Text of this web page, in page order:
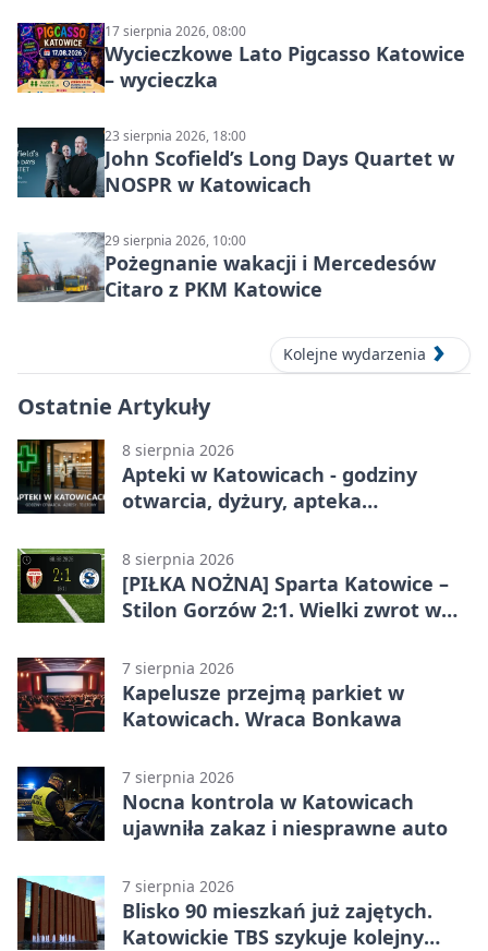
17 sierpnia 2026, 08:00
Wycieczkowe Lato Pigcasso Katowice
– wycieczka
23 sierpnia 2026, 18:00
John Scofield’s Long Days Quartet w
NOSPR w Katowicach
29 sierpnia 2026, 10:00
Pożegnanie wakacji i Mercedesów
Citaro z PKM Katowice
Kolejne wydarzenia
Ostatnie Artykuły
8 sierpnia 2026
Apteki w Katowicach - godziny
otwarcia, dyżury, apteka
8 sierpnia 2026
[PIŁKA NOŻNA] Sparta Katowice –
Stilon Gorzów 2:1. Wielki zwrot w
7 sierpnia 2026
Kapelusze przejmą parkiet w
Katowicach. Wraca Bonkawa
7 sierpnia 2026
Nocna kontrola w Katowicach
ujawniła zakaz i niesprawne auto
7 sierpnia 2026
Blisko 90 mieszkań już zajętych.
Katowickie TBS szykuje kolejny